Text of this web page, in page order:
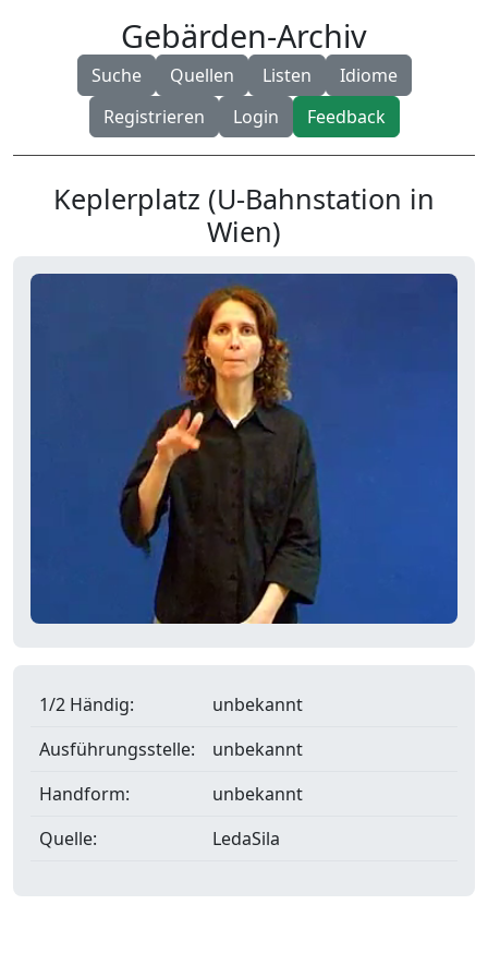
Gebärden-Archiv
Suche Quellen Listen
Idiome
Registrieren
Login Feedback
Keplerplatz (U-Bahnstation in
Wien)
1/2 Händig:
unbekannt
Ausführungsstelle:
unbekannt
Handform:
unbekannt
Quelle:
LedaSila